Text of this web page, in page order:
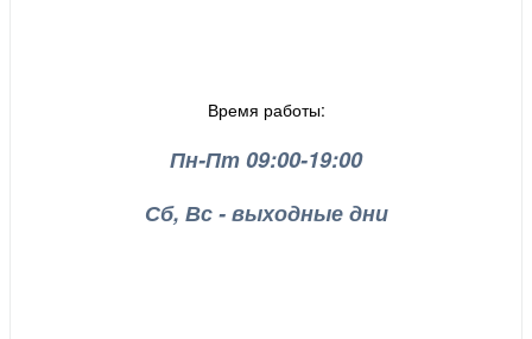
Время работы:
Пн-Пт 09:00-19:00
Сб, Вс - выходные дни